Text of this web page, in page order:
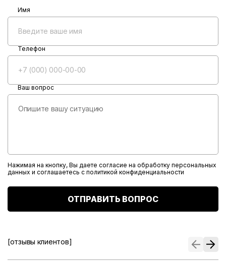
Имя
Телефон
Ваш вопрос
Нажимая на кнопку, Вы даете согласие на обработку персональных
данных и соглашаетесь с политикой конфиденциальности
ОТПРАВИТЬ ВОПРОС
[отзывы клиентов]